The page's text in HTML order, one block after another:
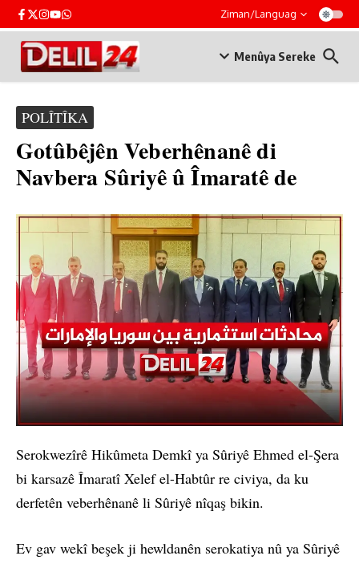
Skip to content Ziman/Languag
Menûya Sereke
POLÎTÎKA
Gotûbêjên Veberhênanê di
Navbera Sûriyê û Îmaratê de
Serokwezîrê Hikûmeta Demkî ya Sûriyê Ehmed el-Şera
bi karsazê Îmaratî Xelef el-Habtûr re civiya, da ku
derfetên veberhênanê li Sûriyê nîqaş bikin.
Ev gav wekî beşek ji hewldanên serokatiya nû ya Sûriyê